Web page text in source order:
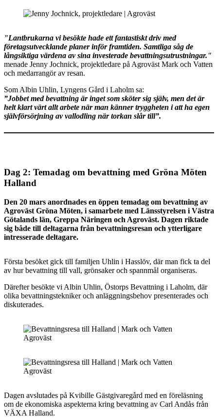
"Lantbrukarna vi besökte hade ett fantastiskt driv med
företagsutvecklande planer inför framtiden. Samtliga såg de
långsiktiga värdena av sina investerade bevattningsutrustningar."
menade Jenny Jochnick, projektledare på Agroväst Mark och Vatten
och medarrangör av resan.
Som Albin Uhlin, Lyngens Gård i Laholm sa:
”Jobbet med bevattning är inget som sköter sig själv, men det är
helt klart värt allt arbete när man känner tryggheten i att ha egen
självförsörjning av vallodling när torkan slår till”.
Dag 2: Temadag om bevattning med Gröna Möten
Halland
Den 20 mars anordnades en öppen temadag om bevattning av
Agroväst Gröna Möten, i samarbete med Länsstyrelsen i Västra
Götalands län, Greppa Näringen och Agroväst. Dagen riktade
sig både till deltagarna från bevattningsresan och ytterligare
intresserade deltagare.
Första besöket gick till familjen Uhlin i Hasslöv, där man fick ta del
av hur bevattning till vall, grönsaker och spannmål organiseras.
Därefter besökte vi Albin Uhlin, Östorps Bevattning i Laholm, där
olika bevattningstekniker och anläggningsbehov presenterades och
diskuterades.
Dagen avslutades på Kvibille Gästgivaregård med en föreläsning
om de ekonomiska aspekterna kring bevattning av Carl Andås från
VÄXA Halland.